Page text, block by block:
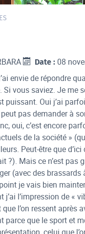
Date : 08
envie de répondre
vous saviez. Je me
puissant. Oui j’ai
pas demander à
oui, c’est encore
de la société »
Peut-être que
?). Mais ce n’est pas
(avec des
je vais bien
j’ai l’impression de «
l’on ressent
parce que le sport et